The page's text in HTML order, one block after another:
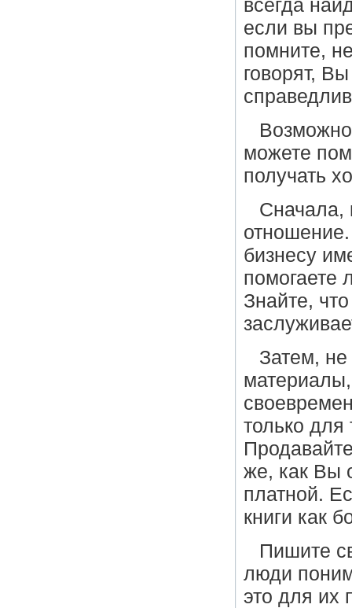
всегда
если вы
помните,
говорят,
можете
получать
Сначала,
бизнесу
помогаете
Знайте,
Затем, не
только для
же, как Вы
платной.
книги как
Пишите
люди
это для их